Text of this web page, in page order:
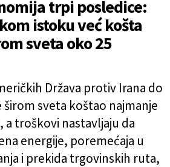
trpi posledice:
istoku već košta
sveta oko 25
Država protiv Irana do
širom sveta koštao najmanje
a troškovi nastavljaju da
energije, poremećaja u
i prekida trgovinskih ruta,